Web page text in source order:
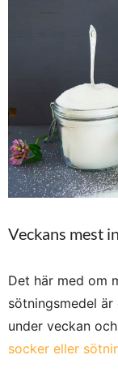
Veckans mest
Det här med om
sötningsmedel
under veckan
socker eller